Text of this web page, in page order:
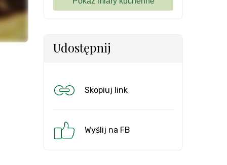
Udostępnij
Skopiuj link
Wyślij na FB